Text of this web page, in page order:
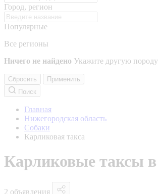
Город, регион
Популярные
Все регионы
Ничего не найдено Укажите другую породу
Сбросить
Применить
Поиск
Главная
Нижегородская область
Собаки
Карликовая такса
Карликовые таксы
2 объявления